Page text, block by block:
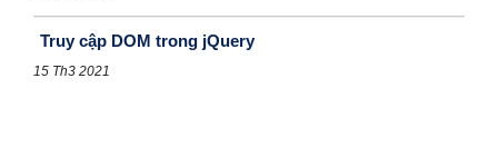
Truy cập DOM trong jQuery
15 Th3 2021